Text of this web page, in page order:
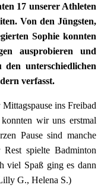
17 unserer Athleten
Von den Jüngsten,
Sophie konnten
ausprobieren und
unterschiedlichen
verfasst.
ins Freibad
wir uns erstmal
Pause sind manche
spielte Badminton
viel Spaß ging es dann
G., Helena S.)